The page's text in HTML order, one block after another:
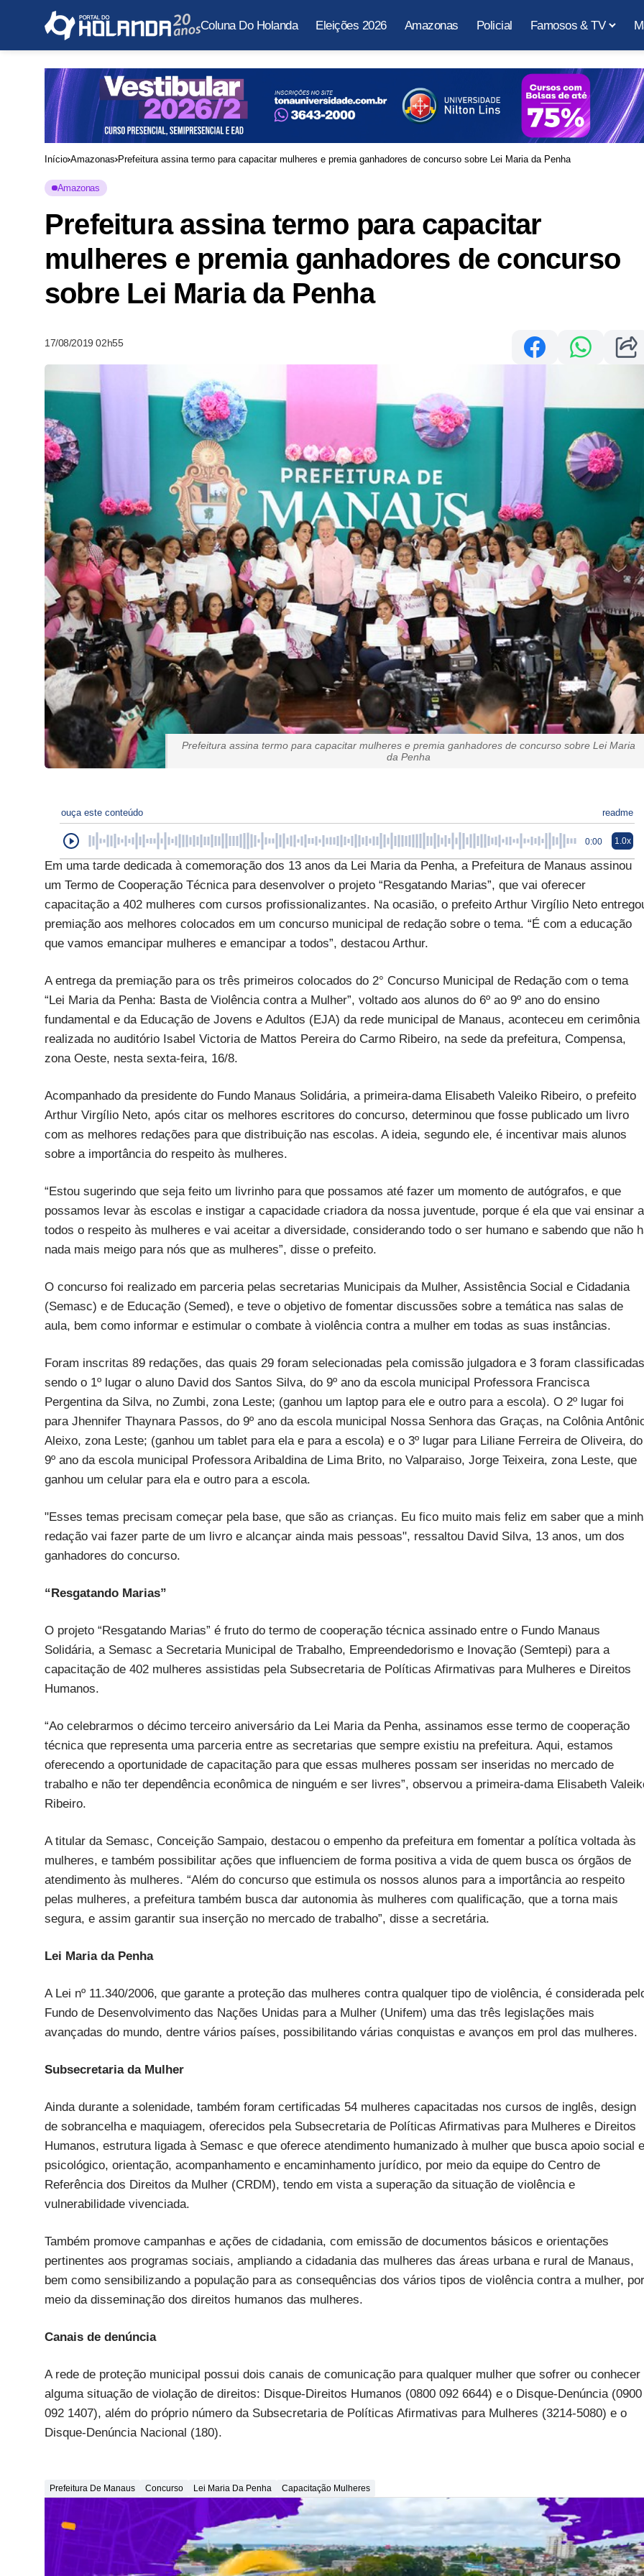
Coluna Do Holanda Eleições 2026 Amazonas Policial Famosos & TV
Início Amazonas Prefeitura assina termo para capacitar mulheres e premia ganhadores de concurso sobre Lei Maria da Penha
Amazonas
Prefeitura assina termo para capacitar
mulheres e premia ganhadores de concurso
sobre Lei Maria da Penha
17/08/2019 02h55
Prefeitura assina termo para capacitar mulheres e premia ganhadores de concurso sobre Lei Maria
da Penha
ouça este conteúdo readme
0:00 1.0x
Em uma tarde dedicada à comemoração dos 13 anos da Lei Maria da Penha, a Prefeitura de Manaus assinou
um Termo de Cooperação Técnica para desenvolver o projeto “Resgatando Marias”, que vai oferecer
capacitação a 402 mulheres com cursos profissionalizantes. Na ocasião, o prefeito Arthur Virgílio Neto
premiação aos melhores colocados em um concurso municipal de redação sobre o tema. “É com a educação
que vamos emancipar mulheres e emancipar a todos”, destacou Arthur.
A entrega da premiação para os três primeiros colocados do 2° Concurso Municipal de Redação com o tema
“Lei Maria da Penha: Basta de Violência contra a Mulher”, voltado aos alunos do 6º ao 9º ano do ensino
fundamental e da Educação de Jovens e Adultos (EJA) da rede municipal de Manaus, aconteceu em cerimônia
realizada no auditório Isabel Victoria de Mattos Pereira do Carmo Ribeiro, na sede da prefeitura, Compensa,
zona Oeste, nesta sexta-feira, 16/8.
Acompanhado da presidente do Fundo Manaus Solidária, a primeira-dama Elisabeth Valeiko Ribeiro, o prefeito
Arthur Virgílio Neto, após citar os melhores escritores do concurso, determinou que fosse publicado um livro
com as melhores redações para que distribuição nas escolas. A ideia, segundo ele, é incentivar mais alunos
sobre a importância do respeito às mulheres.
“Estou sugerindo que seja feito um livrinho para que possamos até fazer um momento de autógrafos, e que
possamos levar às escolas e instigar a capacidade criadora da nossa juventude, porque é ela que vai ensinar a
todos o respeito às mulheres e vai aceitar a diversidade, considerando todo o ser humano e sabendo que não
nada mais meigo para nós que as mulheres”, disse o prefeito.
O concurso foi realizado em parceria pelas secretarias Municipais da Mulher, Assistência Social e Cidadania
(Semasc) e de Educação (Semed), e teve o objetivo de fomentar discussões sobre a temática nas salas de
aula, bem como informar e estimular o combate à violência contra a mulher em todas as suas instâncias.
Foram inscritas 89 redações, das quais 29 foram selecionadas pela comissão julgadora e 3 foram
sendo o 1º lugar o aluno David dos Santos Silva, do 9º ano da escola municipal Professora Francisca
Pergentina da Silva, no Zumbi, zona Leste; (ganhou um laptop para ele e outro para a escola). O 2º lugar foi
para Jhennifer Thaynara Passos, do 9º ano da escola municipal Nossa Senhora das Graças, na Colônia
Aleixo, zona Leste; (ganhou um tablet para ela e para a escola) e o 3º lugar para Liliane Ferreira de Oliveira, do
9º ano da escola municipal Professora Aribaldina de Lima Brito, no Valparaiso, Jorge Teixeira, zona Leste, que
ganhou um celular para ela e outro para a escola.
"Esses temas precisam começar pela base, que são as crianças. Eu fico muito mais feliz em saber que a
redação vai fazer parte de um livro e alcançar ainda mais pessoas", ressaltou David Silva, 13 anos, um dos
ganhadores do concurso.
“Resgatando Marias”
O projeto “Resgatando Marias” é fruto do termo de cooperação técnica assinado entre o Fundo Manaus
Solidária, a Semasc a Secretaria Municipal de Trabalho, Empreendedorismo e Inovação (Semtepi) para a
capacitação de 402 mulheres assistidas pela Subsecretaria de Políticas Afirmativas para Mulheres e Direitos
Humanos.
“Ao celebrarmos o décimo terceiro aniversário da Lei Maria da Penha, assinamos esse termo de cooperação
técnica que representa uma parceria entre as secretarias que sempre existiu na prefeitura. Aqui, estamos
oferecendo a oportunidade de capacitação para que essas mulheres possam ser inseridas no mercado de
trabalho e não ter dependência econômica de ninguém e ser livres”, observou a primeira-dama Elisabeth
Ribeiro.
A titular da Semasc, Conceição Sampaio, destacou o empenho da prefeitura em fomentar a política voltada às
mulheres, e também possibilitar ações que influenciem de forma positiva a vida de quem busca os órgãos de
atendimento às mulheres. “Além do concurso que estimula os nossos alunos para a importância ao respeito
pelas mulheres, a prefeitura também busca dar autonomia às mulheres com qualificação, que a torna mais
segura, e assim garantir sua inserção no mercado de trabalho”, disse a secretária.
Lei Maria da Penha
A Lei nº 11.340/2006, que garante a proteção das mulheres contra qualquer tipo de violência, é considerada
Fundo de Desenvolvimento das Nações Unidas para a Mulher (Unifem) uma das três legislações mais
avançadas do mundo, dentre vários países, possibilitando várias conquistas e avanços em prol das mulheres.
Subsecretaria da Mulher
Ainda durante a solenidade, também foram certificadas 54 mulheres capacitadas nos cursos de inglês, design
de sobrancelha e maquiagem, oferecidos pela Subsecretaria de Políticas Afirmativas para Mulheres e Direitos
Humanos, estrutura ligada à Semasc e que oferece atendimento humanizado à mulher que busca apoio social e
psicológico, orientação, acompanhamento e encaminhamento jurídico, por meio da equipe do Centro de
Referência dos Direitos da Mulher (CRDM), tendo em vista a superação da situação de violência e
vulnerabilidade vivenciada.
Também promove campanhas e ações de cidadania, com emissão de documentos básicos e orientações
pertinentes aos programas sociais, ampliando a cidadania das mulheres das áreas urbana e rural de Manaus,
bem como sensibilizando a população para as consequências dos vários tipos de violência contra a mulher, por
meio da disseminação dos direitos humanos das mulheres.
Canais de denúncia
A rede de proteção municipal possui dois canais de comunicação para qualquer mulher que sofrer ou conhecer
alguma situação de violação de direitos: Disque-Direitos Humanos (0800 092 6644) e o Disque-Denúncia (0900
092 1407), além do próprio número da Subsecretaria de Políticas Afirmativas para Mulheres (3214-5080) e o
Disque-Denúncia Nacional (180).
Prefeitura De Manaus Concurso Lei Maria Da Penha Capacitação Mulheres